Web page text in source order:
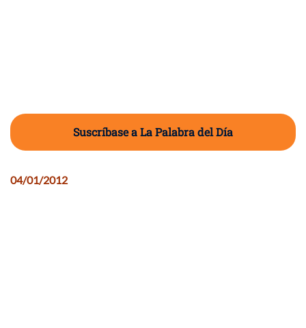
Suscríbase a La Palabra del Día
04/01/2012